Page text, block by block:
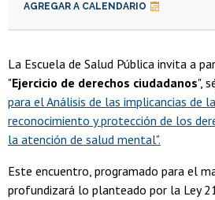
AGREGAR A CALENDARIO
La Escuela de Salud Pública invita a
"Ejercicio de derechos ciudadanos",
para el Análisis de las implicancias de
reconocimiento y protección de los
la atención de salud mental".
Este encuentro, programado para el
profundizará lo planteado por la Ley